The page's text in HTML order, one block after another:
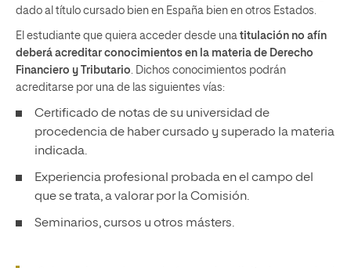
dado al título cursado bien en España bien en otros Estados.
El estudiante que quiera acceder desde una titulación no afín
deberá acreditar conocimientos en la materia de Derecho
Financiero y Tributario. Dichos conocimientos podrán
acreditarse por una de las siguientes vías:
Certificado de notas de su universidad de
procedencia de haber cursado y superado la materia
indicada.
Experiencia profesional probada en el campo del
que se trata, a valorar por la Comisión.
Seminarios, cursos u otros másters.